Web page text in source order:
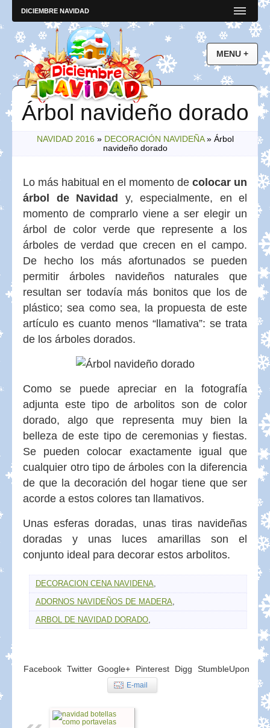
DICIEMBRE NAVIDAD
Árbol navideño dorado
NAVIDAD 2016 » DECORACIÓN NAVIDEÑA» Árbol
navideño dorado
Lo más habitual en el momento de colocar un
árbol de Navidad
y, especialmente, en el
momento de comprarlo viene a ser elegir un
árbol de color verde que represente a los
árboles de verdad que crecen en el campo.
De hecho los más afortunados se pueden
permitir árboles navideños naturales que
resultan ser todavía más bonitos que los de
plástico; sea como sea, la propuesta de este
artículo es cuanto menos “llamativa”: se trata
de los árboles dorados.
Como se puede apreciar en la fotografía
adjunta este tipo de arbolitos son de color
dorado, algo que representa muy bien la
belleza de este tipo de ceremonias y fiestas.
Se pueden colocar exactamente igual que
cualquier otro tipo de árboles con la diferencia
de que la decoración del hogar tiene que ser
acorde a estos colores tan llamativos.
Unas esferas doradas, unas tiras navideñas
doradas y unas luces amarillas son el
conjunto ideal para decorar estos arbolitos.
DECORACION CENA NAVIDENA
ADORNOS NAVIDEÑOS DE MADERA
ARBOL DE NAVIDAD DORADO
Facebook Twitter Google+ Pinterest Digg StumbleUpon
E-mail